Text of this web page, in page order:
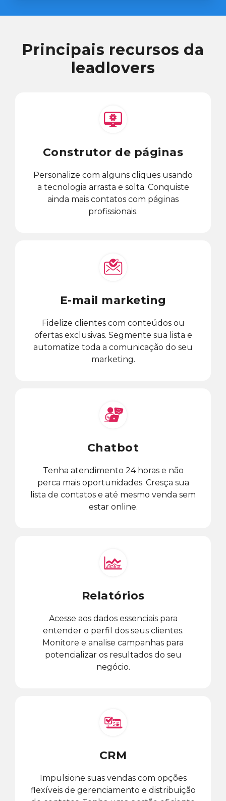
Principais recursos da
leadlovers
Construtor de páginas
Personalize com alguns cliques usando
a tecnologia arrasta e solta. Conquiste
ainda mais contatos com páginas
profissionais.
E-mail marketing
Fidelize clientes com conteúdos ou
ofertas exclusivas. Segmente sua lista e
automatize toda a comunicação do seu
marketing.
Chatbot
Tenha atendimento 24 horas e não
perca mais oportunidades. Cresça sua
lista de contatos e até mesmo venda sem
estar online.
Relatórios
Acesse aos dados essenciais para
entender o perfil dos seus clientes.
Monitore e analise campanhas para
potencializar os resultados do seu
negócio.
CRM
Impulsione suas vendas com opções
flexíveis de gerenciamento e distribuição